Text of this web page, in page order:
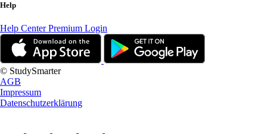
Help
Help CenterPremium Login
© StudySmarter
AGB
Impressum
Datenschutzerklärung